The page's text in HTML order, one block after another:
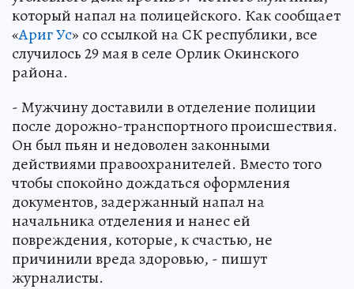
который напал на полицейского. Как сообщает
«Ариг Ус» со ссылкой на СК республики, все
случилось 29 мая в селе Орлик Окинского
района.
- Мужчину доставили в отделение полиции
после дорожно-транспортного происшествия.
Он был пьян и недоволен законными
действиями правоохранителей. Вместо того
чтобы спокойно дождаться оформления
документов, задержанный напал на
начальника отделения и нанес ей
повреждения, которые, к счастью, не
причинили вреда здоровью, - пишут
журналисты.